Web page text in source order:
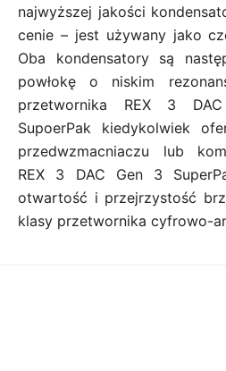
najwyższej jakości
cenie – jest używany jako
Oba kondensatory są
powłokę o niskim
przetwornika REX 3
SupoerPak kiedykolwiek
przedwzmacniaczu lub
REX 3 DAC Gen 3
otwartość i przejrzystość
klasy przetwornika cyfrowo-